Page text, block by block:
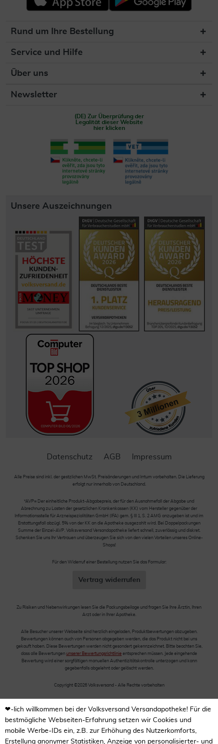
Rund um Ihre Bestellung
Service und Hilfe
Über uns
Newsletter
(DE) Zur Überprüfung der
Legalität dieser Website
hier klicken
Unsere Auszeichnungen
Datenschutz AGB Impressum
Alle Preise sind inkl. der gestzlichen MwSt. Preisänderungen und Irrtum vorbehalten. Die Lieferung
erfolgt nur innerhalb von Deutschland.
*AVP= Der einheitliche Produkt-Abgabepreis, der für den Ausnahmefall der Abgabe und
Abrechnung zu Lasten der gesetzlichen Krankenkassen (KK) vom Hersteller gegenüber der
Informationsstelle für Arzneispezialitäten GmbH (IFA) gem. § III 1, S. 2 AMG anzugeben ist und im
Erstattungsfall abzügl. 5% von der KK an die Apotheke ausgezahlt wird. Bei Doppelpackungen
Summe der Einzel-AVP. Volksversand Versandapotheke liefert schnell, zuverlässig und diskret.
Schenken Sie uns Ihr Vertrauen und überzeugen Sie sich von den vielen Vorteilen unseres Online-
Shops!
Für den Widerruf einer Bestellung nutzen Sie das Formular:
Vertrag widerrufen
Zu Risiken und Nebenwirkungen lesen Sie die Packungsbeilage und fragen Sie Ihre Ärztin, Ihren
Arzt oder in Ihrer Apotheke.
Alle Besucher unserer Webseite sind herzlich eingeladen, Produktbewertungen abzugeben.
Bewertungen können auch von Personen abgegeben werden, die das Produkt nicht bei uns
gekauft haben. Diese Bewertungen werden nicht gesondert gekennzeichnet. Bitte beachten Sie,
dass alle Bewertungen unserer Bewertungsrichtlinie entsprechen müssen. Jede eingehende
Bewertung wird einer sorgfältigen manuellen Authentizitätskontrolle unterzogen und kann
gegebenfalls abgelehnt oder gelöscht werden.
Copyright ©2026 Volksversand - Alle Rechte vorbehalten
❤-lich willkommen bei der Volksversand Versandapotheke! Für die
bestmögliche Webseiten-Erfahrung setzen wir Cookies und
mobile Werbe-IDs ein, z.B. zur Erhöhung des Nutzerkomforts,
Erstellung anonymer Statistiken, Anzeige von personalisierter- und